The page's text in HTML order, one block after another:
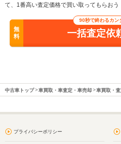
て、1番高い査定価格で買い取ってもらおう
無
料
90秒で終わるカン
一括査定依
中古車トップ 車買取・車査定・車売却 車買取・
プライバシーポリシー